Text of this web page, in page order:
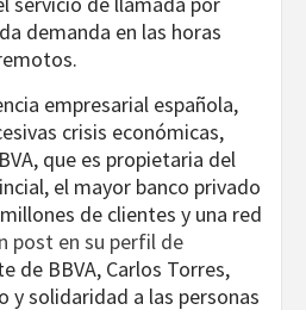
demanda en las horas
empresarial española,
crisis económicas,
que es propietaria del
el mayor banco privado
de clientes y una red
post en su perfil de
de BBVA, Carlos Torres,
y solidaridad a las personas